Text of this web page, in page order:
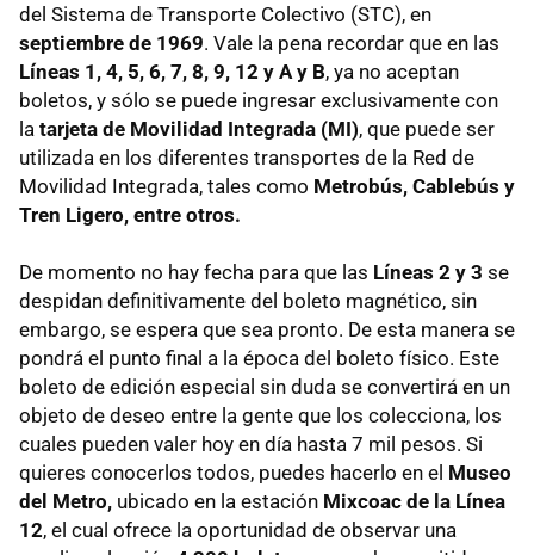
del Sistema de Transporte Colectivo (STC), en
septiembre de 1969. Vale la pena recordar que en las
Líneas 1, 4, 5, 6, 7, 8, 9, 12 y A y B, ya no aceptan
boletos, y sólo se puede ingresar exclusivamente con
la tarjeta de Movilidad Integrada (MI), que puede ser
utilizada en los diferentes transportes de la Red de
Movilidad Integrada, tales como Metrobús, Cablebús y
Tren Ligero, entre otros.
De momento no hay fecha para que las Líneas 2 y 3 se
despidan definitivamente del boleto magnético, sin
embargo, se espera que sea pronto. De esta manera se
pondrá el punto final a la época del boleto físico. Este
boleto de edición especial sin duda se convertirá en un
objeto de deseo entre la gente que los colecciona, los
cuales pueden valer hoy en día hasta 7 mil pesos. Si
quieres conocerlos todos, puedes hacerlo en el Museo
del Metro, ubicado en la estación Mixcoac de la Línea
12, el cual ofrece la oportunidad de observar una